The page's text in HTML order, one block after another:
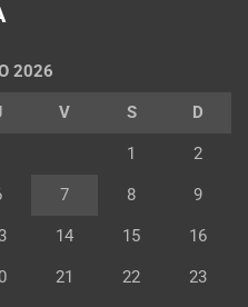
2026
V S D
1 2
7 8 9
14 15 16
21 22 23